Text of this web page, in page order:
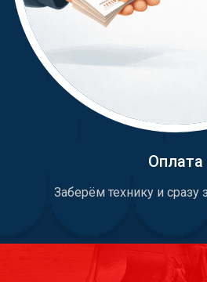
Оплата
Заберём технику и сразу